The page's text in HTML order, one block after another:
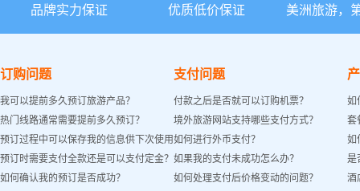
品牌实力保证 优质低价保证 美洲旅游，
订购问题
我可以提前多久预订旅游产品？
热门线路通常需要提前多久预订？
预订过程中可以保存我的信息供下次使用
吗？
预订时需要支付全款还是可以支付定金？
如何确认我的预订是否成功？
支付问题
付款之后是否就可以订购机票？
境外旅游网站支持哪些支付方式？
如何进行外币支付？
如果我的支付未成功怎么办？
如何处理支付后价格变动的问题？
如
套
如
是
酒